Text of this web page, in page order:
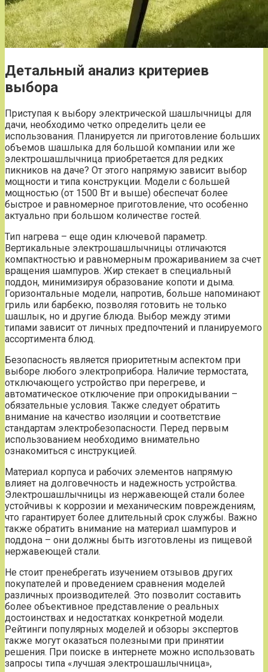
Детальный анализ критериев
выбора
Приступая к выбору электрической шашлычницы для
дачи, необходимо четко определить цели ее
использования. Планируется ли приготовление больших
объемов шашлыка для большой компании или же
электрошашлычница приобретается для редких
пикников на даче? От этого напрямую зависит выбор
мощности и типа конструкции. Модели с большей
мощностью (от 1500 Вт и выше) обеспечат более
быстрое и равномерное приготовление, что особенно
актуально при большом количестве гостей.
Тип нагрева – еще один ключевой параметр.
Вертикальные электрошашлычницы отличаются
компактностью и равномерным прожариванием за счет
вращения шампуров. Жир стекает в специальный
поддон, минимизируя образование копоти и дыма.
Горизонтальные модели, напротив, больше напоминают
гриль или барбекю, позволяя готовить не только
шашлык, но и другие блюда. Выбор между этими
типами зависит от личных предпочтений и планируемого
ассортимента блюд.
Безопасность является приоритетным аспектом при
выборе любого электроприбора. Наличие термостата,
отключающего устройство при перегреве, и
автоматическое отключение при опрокидывании –
обязательные условия. Также следует обратить
внимание на качество изоляции и соответствие
стандартам электробезопасности. Перед первым
использованием необходимо внимательно
ознакомиться с инструкцией.
Материал корпуса и рабочих элементов напрямую
влияет на долговечность и надежность устройства.
Электрошашлычницы из нержавеющей стали более
устойчивы к коррозии и механическим повреждениям,
что гарантирует более длительный срок службы. Важно
также обратить внимание на материал шампуров и
поддона – они должны быть изготовлены из пищевой
нержавеющей стали.
Не стоит пренебрегать изучением отзывов других
покупателей и проведением сравнения моделей
различных производителей. Это позволит составить
более объективное представление о реальных
достоинствах и недостатках конкретной модели.
Рейтинги популярных моделей и обзоры экспертов
также могут оказаться полезными при принятии
решения. При поиске в интернете можно использовать
запросы типа «лучшая электрошашлычница»,